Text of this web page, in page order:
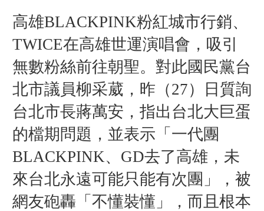
高雄BLACKPINK粉紅城市行銷、
TWICE在高雄世運演唱會，吸引
無數粉絲前往朝聖。對此國民黨台
北市議員柳采葳，昨（27）日質詢
台北市長蔣萬安，指出台北大巨蛋
的檔期問題，並表示「一代團
BLACKPINK、GD去了高雄，未
來台北永遠可能只能有次團」，被
網友砲轟「不懂裝懂」，而且根本